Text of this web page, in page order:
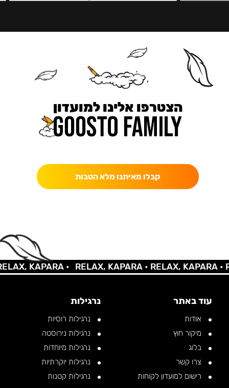
הצטרפו אלינו למועדון
קבלו מאיתנו מלא הטבות
KAPARA • RELAX, KAPARA •RELAX, KAPARA •
עוד באתר
אודות
מיקור חוץ
בלוג
צרו קשר
רישום למועדון לקוחות
נרגילות
נרגילות רוסיות
נרגילות נירוסטה
נרגילות מיוחדות
נרגילות יוקרתיות
נרגילות קטנות